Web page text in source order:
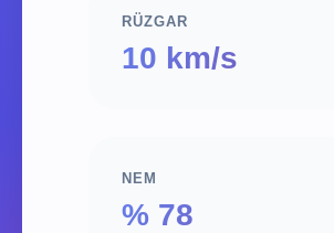
RÜZGAR
10 km/s
NEM
% 78